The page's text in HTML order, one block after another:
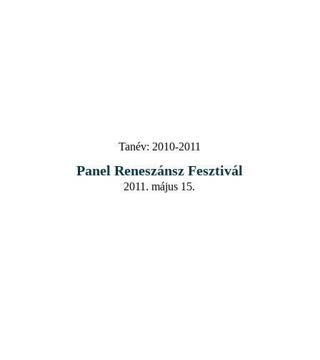
Tanév: 2010-2011
Panel Reneszánsz Fesztivál
2011. május 15.